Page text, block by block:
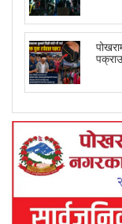
पक्राउ